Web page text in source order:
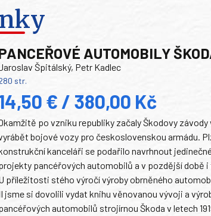
AUTOMOBILY
Špitálský, Petr Kadlec
str.
€ / 380,00 Kč
po vzniku republiky začaly Škodovy závody
bojové vozy pro československou armádu.
kanceláři se podařilo navrhnout
pancéřových automobilů a v pozdější době i
příležitosti stého výročí výroby obrněného
jsme si dovolili vydat knihu věnovanou vývoji a
automobilů strojírnou Škoda v letech